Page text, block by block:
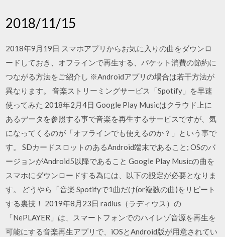
2018/11/15
2018年9月19日 スマホアプリからお気に入りの曲をダウンロ
ードしておき、オフラインで再生する、パケット消費の節約に
つながる方法をご紹介し ※Androidアプリの場合は若干方法が
異なります。 音楽ストリーミングサービス「Spotify」を早速
使ってみた 2018年2月4日 Google Play Musicはクラウド上に
あるデータを参照する事で音楽を再生するサービスですが、気
になってくるのが「オフラインでも使えるのか？」という事で
す。 SDカードスロットのあるAndroid端末であること; OSのバ
ージョンがAndroid5以降であること Google Play Musicの曲を
スマホにダウンロードする為には、以下の設定が必要となりま
す。 どうやら「音楽 Spotifyで1曲だけ(or複数の曲)をリピート
する裏技！ 2019年8月23日 radius（ラディウス）の
「NePLAYER」は、スマートフォンでのハイレゾ音源を再生を
可能にする音楽再生アプリで、iOSとAndroid版が用意されてい